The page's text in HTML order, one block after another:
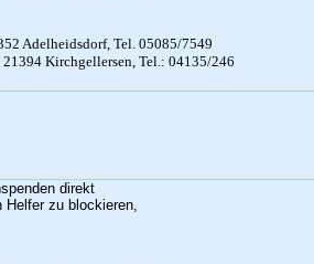
Adelheidsdorf, Tel. 05085/7549
21394 Kirchgellersen, Tel.: 04135/246
direkt
Helfer zu blockieren,